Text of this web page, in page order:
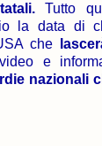
Tutto
la data di
che
video e
nazionali